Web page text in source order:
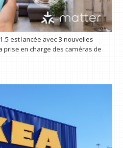
est lancée avec 3 nouvelles
prise en charge des caméras de